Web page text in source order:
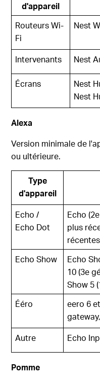
d'appareil
Routeurs Wi-
Fi
Nest
Intervenants Nest
Écrans
Nest
Nest
Alexa
Version minimale de
ou ultérieure.
Type
d'appareil
Echo /
Echo Dot
Echo
plus
Echo Show
Echo
10 (3e
Show 5
Ééro
eero 6
Autre
Echo
Pomme